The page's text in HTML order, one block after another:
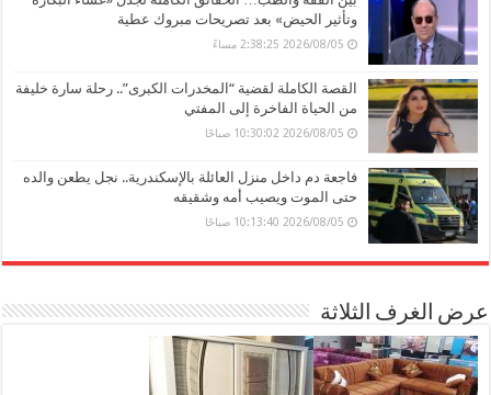
وتأثير الحيض» بعد تصريحات مبروك عطية
2026/08/05 2:38:25 مساءً
القصة الكاملة لقضية “المخدرات الكبرى”.. رحلة سارة خليفة
من الحياة الفاخرة إلى المفتي
2026/08/05 10:30:02 صباحًا
فاجعة دم داخل منزل العائلة بالإسكندرية.. نجل يطعن والده
حتى الموت ويصيب أمه وشقيقه
2026/08/05 10:13:40 صباحًا
عرض الغرف الثلاثة